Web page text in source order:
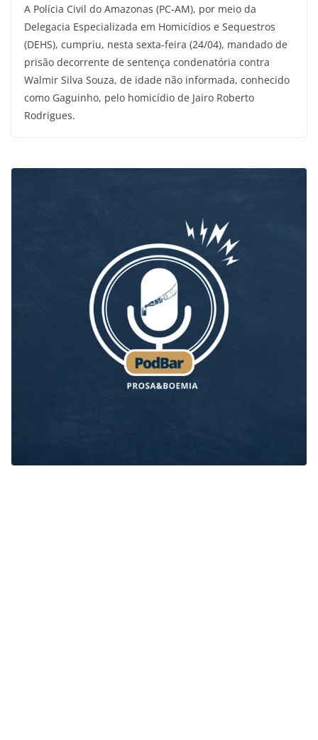
A Polícia Civil do Amazonas (PC-AM), por meio da
Delegacia Especializada em Homicídios e Sequestros
(DEHS), cumpriu, nesta sexta-feira (24/04), mandado de
prisão decorrente de sentença condenatória contra
Walmir Silva Souza, de idade não informada, conhecido
como Gaguinho, pelo homicídio de Jairo Roberto
Rodrigues.